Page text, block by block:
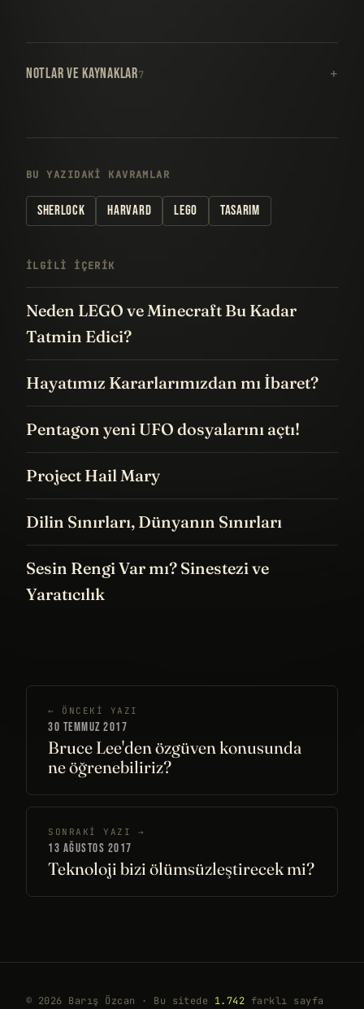
NOTLAR VE KAYNAKLAR7
BU YAZIDAKI KAVRAMLAR
SHERLOCK HARVARD LEGO TASARIM
İLGILI IÇERIK
Neden LEGO ve Minecraft Bu Kadar
Tatmin Edici?
Hayatımız Kararlarımızdan mı İbaret?
Pentagon yeni UFO dosyalarını açtı!
Project Hail Mary
Dilin Sınırları, Dünyanın Sınırları
Sesin Rengi Var mı? Sinestezi ve
Yaratıcılık
← ÖNCEKI YAZI
30 TEMMUZ 2017
Bruce Lee'den özgüven konusunda
ne öğrenebiliriz?
SONRAKI YAZI →
13 AĞUSTOS 2017
Teknoloji bizi ölümsüzleştirecek mi?
© 2026 Barış Özcan · Bu sitede 1.742 farklı sayfa